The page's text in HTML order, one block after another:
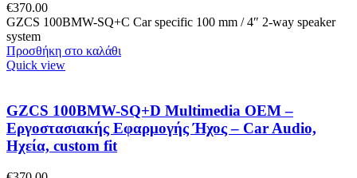
€370.00
GZCS 100BMW-SQ+C Car specific 100 mm / 4″ 2-way speaker
system
Προσθήκη στο καλάθι
Quick view
GZCS 100BMW-SQ+D Multimedia OEM –
Εργοστασιακής Εφαρμογής Ήχος – Car Audio,
Ηχεία, custom fit